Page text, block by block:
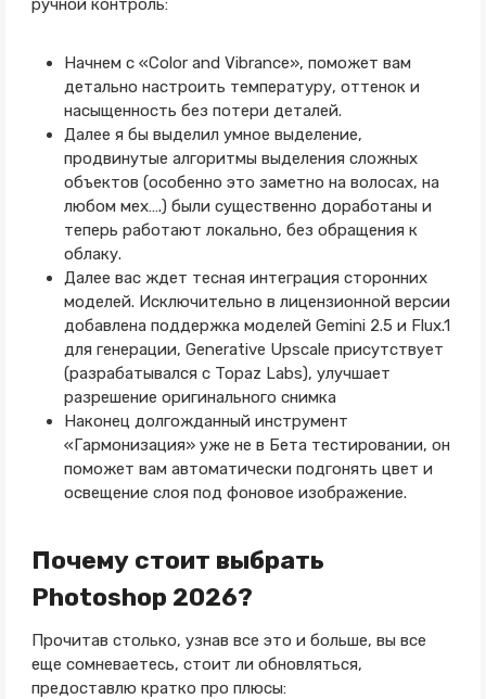
Начнем с «Color and Vibrance», поможет вам
детально настроить температуру, оттенок и
насыщенность без потери деталей.
Далее я бы выделил умное выделение,
продвинутые алгоритмы выделения сложных
объектов (особенно это заметно на волосах, на
любом мех….) были существенно доработаны и
теперь работают локально, без обращения к
облаку.
Далее вас ждет тесная интеграция сторонних
моделей. Исключительно в лицензионной версии
добавлена поддержка моделей Gemini 2.5 и Flux.1
для генерации, Generative Upscale присутствует
(разрабатывался с Topaz Labs), улучшает
разрешение оригинального снимка
Наконец долгожданный инструмент
«Гармонизация» уже не в Бета тестировании, он
поможет вам автоматически подгонять цвет и
освещение слоя под фоновое изображение.
Почему стоит выбрать
Photoshop 2026?
Прочитав столько, узнав все это и больше, вы все
еще сомневаетесь, стоит ли обновляться,
предоставлю кратко про плюсы: